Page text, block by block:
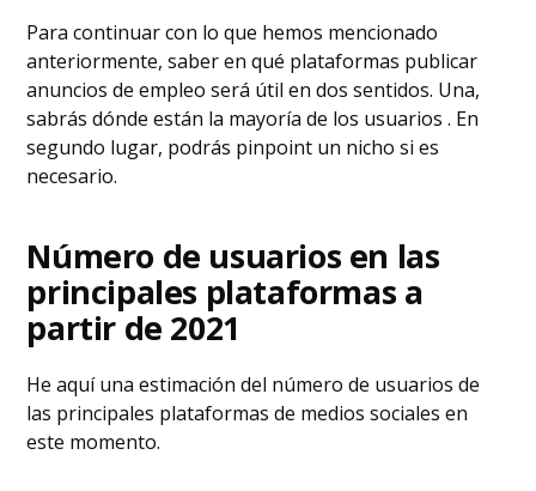
Para continuar con lo que hemos mencionado
anteriormente, saber en qué plataformas publicar
anuncios de empleo será útil en dos sentidos. Una,
sabrás dónde están la mayoría de los usuarios . En
segundo lugar, podrás pinpoint un nicho si es
necesario.
Número de usuarios en las
principales plataformas a
partir de 2021
He aquí una estimación del número de usuarios de
las principales plataformas de medios sociales en
este momento.